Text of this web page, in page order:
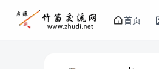
首页